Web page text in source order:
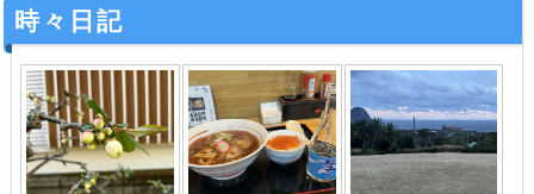
時々日記